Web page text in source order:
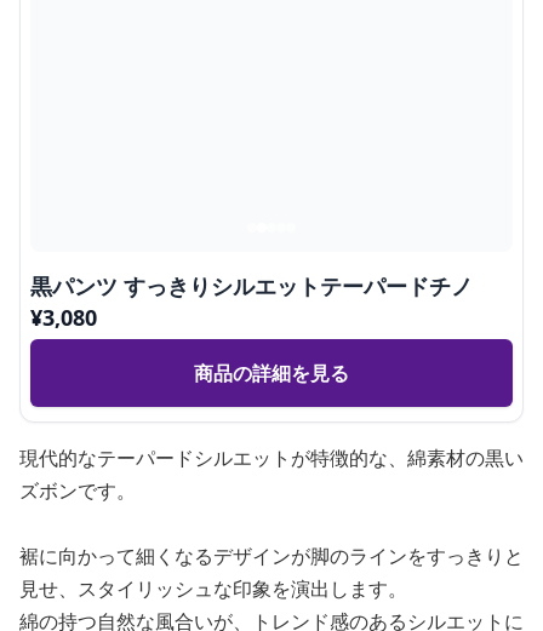
黒パンツ すっきりシルエットテーパードチノ
¥3,080
商品の詳細を見る
現代的なテーパードシルエットが特徴的な、綿素材の黒い
ズボンです。
裾に向かって細くなるデザインが脚のラインをすっきりと
見せ、スタイリッシュな印象を演出します。
綿の持つ自然な風合いが、トレンド感のあるシルエットに